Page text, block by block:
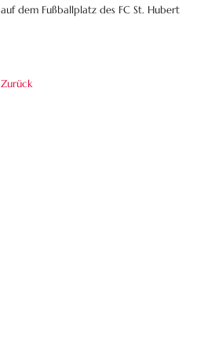
auf dem Fußballplatz des FC St. Hubert
Zurück